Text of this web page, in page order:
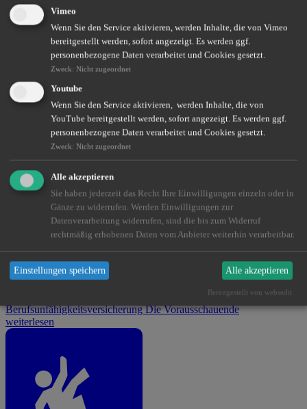
Touristische VersicherungenDie Reisebegleiter
BerufsunfähigkeitsversicherungDie Vorausschauende
weiterlesen
Vimeo
Wenn Sie den Service aktivieren, werden Inhalte, die von Vimeo
bereitgestellt werden, sofort angezeigt. Es werden ggf.
personenbezogene Daten verarbeitet und Cookies gesetzt.
Zweck: Nicht zugeordnet
Youtube
Wenn Sie den Service aktivieren, werden Inhalte, die von
YouTube bereitgestellt werden, sofort angezeigt. Es werden ggf.
personenbezogene Daten verarbeitet und Cookies gesetzt.
Zweck: Nicht zugeordnet
Alle akzeptieren
Sie haben jederzeit das Recht Ihre Einwilligungen einzeln oder in
Gänze zu widerrufen. Werden Einwilligungen zur
Datenverarbeitung widerrufen, sind die bis zum Widerruf
rechtmäßig erhobenen Daten vom Anbieter weiterhin verarbeitbar.
Einstellungen speichern Alle akzeptieren
Bereitgestellt von websedit